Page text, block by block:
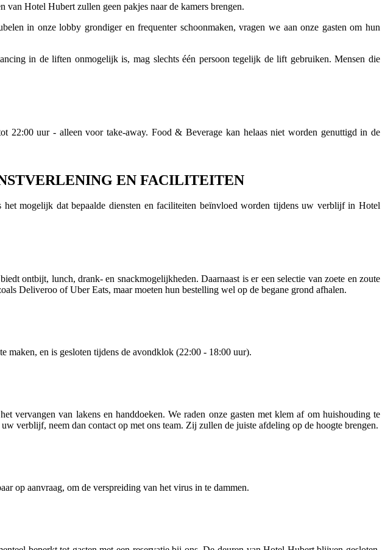
van Hotel Hubert zullen geen pakjes naar de kamers brengen.
in onze lobby grondiger en frequenter schoonmaken, vragen we aan onze gasten om hun
in de liften onmogelijk is, mag slechts één persoon tegelijk de lift gebruiken. Mensen die
uur - alleen voor take-away. Food & Beverage kan helaas niet worden genuttigd in de
EN FACILITEITEN
het mogelijk dat bepaalde diensten en faciliteiten beïnvloed worden tijdens uw verblijf in Hotel
ontbijt, lunch, drank- en snackmogelijkheden. Daarnaast is er een selectie van zoete en zoute
Deliveroo of Uber Eats, maar moeten hun bestelling wel op de begane grond afhalen.
maken, en is gesloten tijdens de avondklok (22:00 - 18:00 uur).
vervangen van lakens en handdoeken. We raden onze gasten met klem af om huishouding te
verblijf, neem dan contact op met ons team. Zij zullen de juiste afdeling op de hoogte brengen.
op aanvraag, om de verspreiding van het virus in te dammen.